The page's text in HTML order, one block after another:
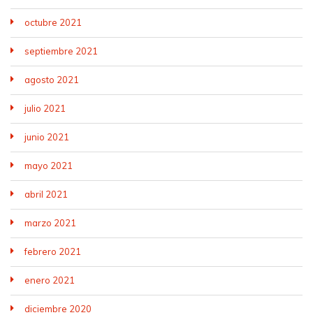
octubre 2021
septiembre 2021
agosto 2021
julio 2021
junio 2021
mayo 2021
abril 2021
marzo 2021
febrero 2021
enero 2021
diciembre 2020